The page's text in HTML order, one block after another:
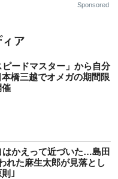
Sponsored
ードマスター」から自分
橋三越でオメガの期間限
催
はかえって近づいた…島田
れた麻生太郎が見落とし
｣